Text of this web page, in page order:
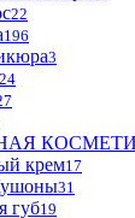
22
196
3
24
крем17
31
губ19